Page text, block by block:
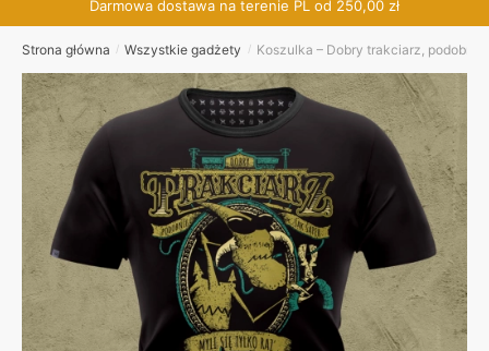
Darmowa dostawa na terenie PL od 250,00 zł
Strona główna / Wszystkie gadżety / Koszulka – Dobry trakciarz,